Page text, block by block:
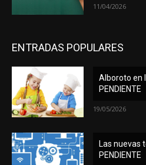
11/04/2026
ENTRADAS POPULARES
Alboroto en
PENDIENTE
19/05/2026
Las nuevas
PENDIENTE